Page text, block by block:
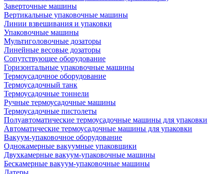
Заверточные машины
Вертикальные упаковочные машины
Линии взвешивания и упаковки
Упаковочные машины
Мультиголовочные дозаторы
Линейные весовые дозаторы
Сопутствующее оборудование
Горизонтальные упаковочные машины
Термоусадочное оборудование
Термоусадочный танк
Термоусадочные тоннели
Ручные термоусадочные машины
Термоусадочные пистолеты
Полуавтоматические термоусадочные машины для упаковки
Автоматические термоусадочные машины для упаковки
Вакуум-упаковочное оборудование
Однокамерные вакуумные упаковщики
Двухкамерные вакуум-упаковочные машины
Бескамерные вакуум-упаковочные машины
Датеры